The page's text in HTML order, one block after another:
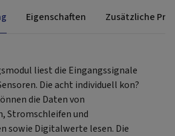
Eigenschaften Zusätzliche
liest die Eingangssignale
Die acht individuell kon?
die Daten von
Stromschleifen und
sowie Digitalwerte lesen. Die